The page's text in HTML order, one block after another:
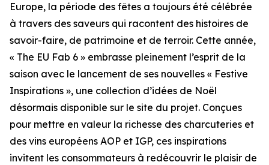
Europe, la période des fêtes a toujours été célébrée
à travers des saveurs qui racontent des histoires de
savoir-faire, de patrimoine et de terroir. Cette année,
« The EU Fab 6 » embrasse pleinement l’esprit de la
saison avec le lancement de ses nouvelles « Festive
Inspirations », une collection d’idées de Noël
désormais disponible sur le site du projet. Conçues
pour mettre en valeur la richesse des charcuteries et
des vins européens AOP et IGP, ces inspirations
invitent les consommateurs à redécouvrir le plaisir de